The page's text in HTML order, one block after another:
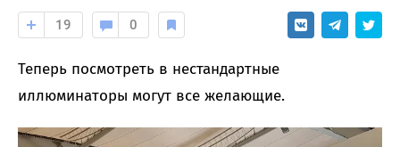
19 0
Теперь посмотреть в нестандартные
иллюминаторы могут все желающие.